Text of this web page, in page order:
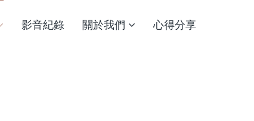
影音紀錄 關於我們 心得分享